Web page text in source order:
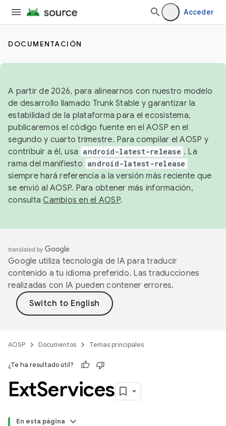
Acceder
DOCUMENTACIÓN
A partir de 2026, para alinearnos con nuestro modelo
de desarrollo llamado Trunk Stable y garantizar la
estabilidad de la plataforma para el ecosistema,
publicaremos el código fuente en el AOSP en el
segundo y cuarto trimestre. Para compilar el AOSP y
contribuir a él, usa android-latest-release . La
rama del manifiesto android-latest-release
siempre hará referencia a la versión más reciente que
se envió al AOSP. Para obtener más información,
consultaCambios en el AOSP.
Google utiliza tecnología de IA para traducir
contenido a tu idioma preferido. Las traducciones
realizadas con IA pueden contener errores.
AOSP Documentos Temas principales
¿Te ha resultado útil?
ExtServices
En esta página